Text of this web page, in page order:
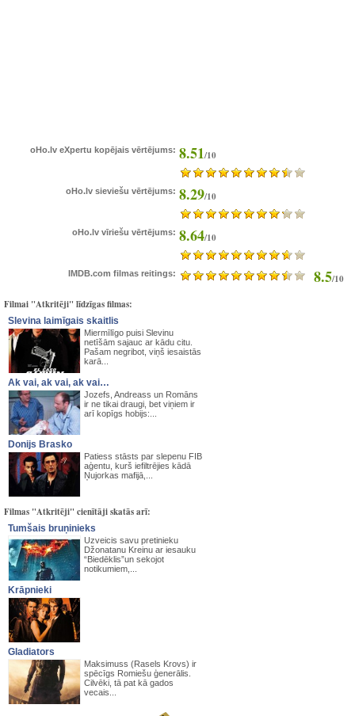
oHo.lv eXpertu kopējais vērtējums: 8.51/10
oHo.lv sieviešu vērtējums: 8.29/10
oHo.lv vīriešu vērtējums: 8.64/10
IMDB.com filmas reitings: 8.5/10
Filmai "Atkritēji" līdzīgas filmas:
Slevina laimīgais skaitlis
Miermīlīgo puisi Slevinu
netīšām sajauc ar kādu citu.
Pašam negribot, viņš iesaistās
karā...
Ak vai, ak vai, ak vai…
Jozefs, Andreass un Romāns
ir ne tikai draugi, bet viņiem ir
arī kopīgs hobijs:...
Donijs Brasko
Patiess stāsts par slepenu FIB
aģentu, kurš iefiltrējies kādā
Ņujorkas mafijā,...
Filmas "Atkritēji" cienītāji skatās arī:
Tumšais bruņinieks
Uzveicis savu pretinieku
Džonatanu Kreinu ar iesauku
“Biedēklis”un sekojot
notikumiem,...
Krāpnieki
Gladiators
Maksimuss (Rasels Krovs) ir
spēcīgs Romiešu ģenerālis.
Cilvēki, tā pat kā gados
vecais...